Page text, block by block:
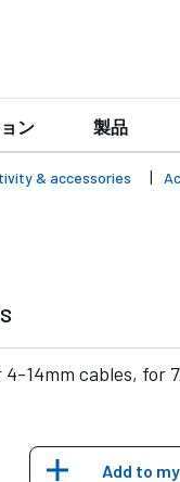
ン 製品
& accessories
14mm cables, for
Add to